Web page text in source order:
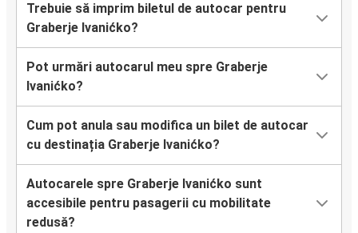
Trebuie să imprim biletul de autocar pentru
Graberje Ivanićko?
Pot urmări autocarul meu spre Graberje
Ivanićko?
Cum pot anula sau modifica un bilet de autocar
cu destinația Graberje Ivanićko?
Autocarele spre Graberje Ivanićko sunt
accesibile pentru pasagerii cu mobilitate
redusă?